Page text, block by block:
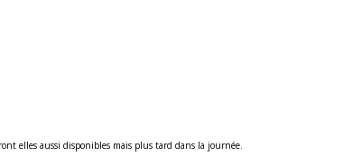
elles aussi disponibles mais plus tard dans la journée.